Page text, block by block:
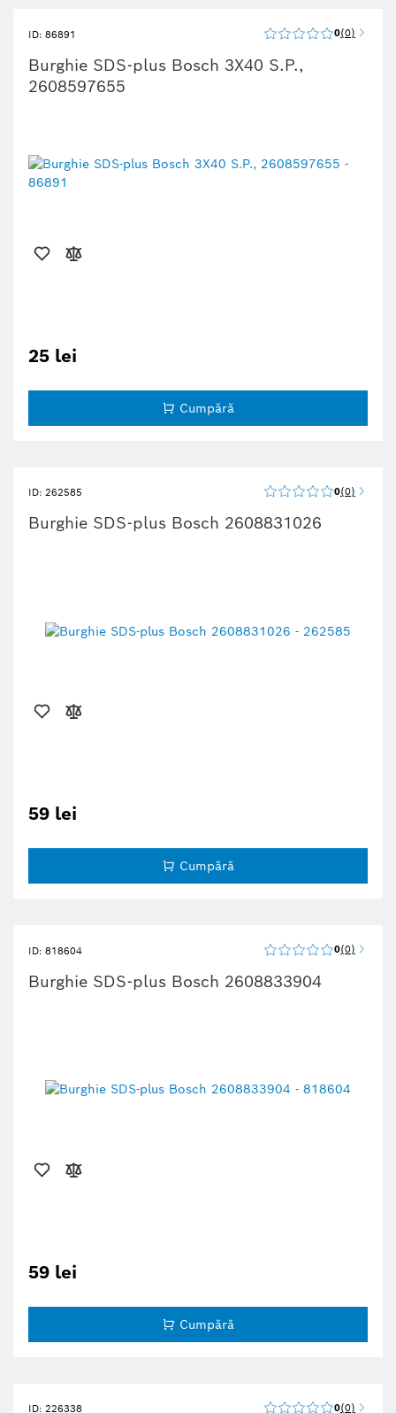
ID: 86891 0 0
Burghie SDS-plus Bosch 3X40 S.P.,
2608597655
25 lei
Cumpără
ID: 262585 0 0
Burghie SDS-plus Bosch 2608831026
59 lei
Cumpără
ID: 818604 0 0
Burghie SDS-plus Bosch 2608833904
59 lei
Cumpără
ID: 226338 0 0